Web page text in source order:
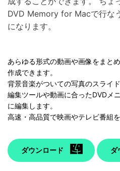
DVD Memory for Macで行な
になります。
あらゆる形式の動画や画像をまと
作成できます。
背景音楽がついての写真のスライ
編集ツールや動画に合ったDVDメ
に編集します。
高速・高品質で映画やテレビ番組
ダウンロード ダ